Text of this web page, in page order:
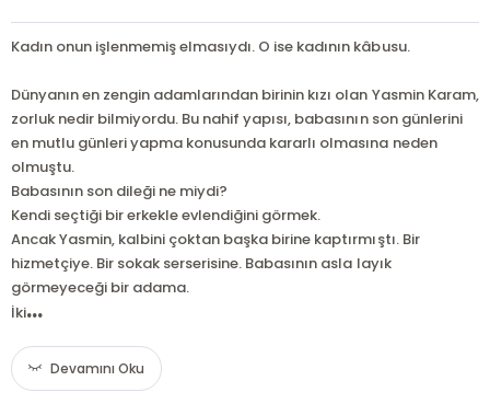
Kadın onun işlenmemiş elmasıydı. O ise kadının kâbusu.
Dünyanın en zengin adamlarından birinin kızı olan Yasmin Karam,
zorluk nedir bilmiyordu. Bu nahif yapısı, babasının son günlerini
en mutlu günleri yapma konusunda kararlı olmasına neden
olmuştu.
Babasının son dileği ne miydi?
Kendi seçtiği bir erkekle evlendiğini görmek.
Ancak Yasmin, kalbini çoktan başka birine kaptırmıştı. Bir
hizmetçiye. Bir sokak serserisine. Babasının asla layık
görmeyeceği bir adama.
İki...
Devamını Oku